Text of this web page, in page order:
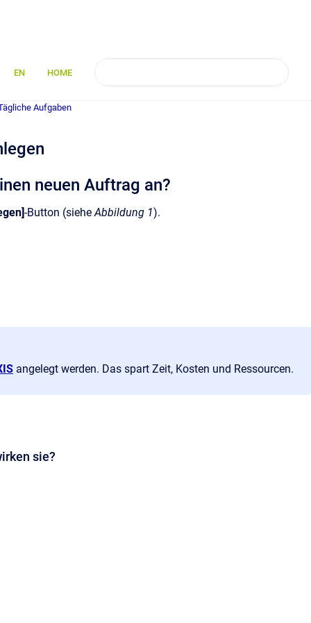
EN HOME
Aufgaben
neuen Auftrag an?
-Button (sieheAbbildung 1).
angelegt werden. Das spart Zeit, Kosten und Ressourcen.
sie?